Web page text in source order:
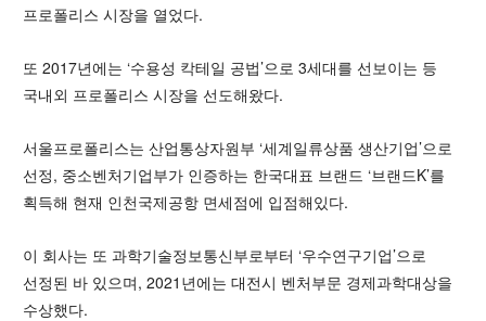
프로폴리스 시장을 열었다.
또 2017년에는 ‘수용성 칵테일 공법’으로 3세대를 선보이는 등
국내외 프로폴리스 시장을 선도해왔다.
서울프로폴리스는 산업통상자원부 ‘세계일류상품 생산기업’으로
선정, 중소벤처기업부가 인증하는 한국대표 브랜드 ‘브랜드K’를
획득해 현재 인천국제공항 면세점에 입점해있다.
이 회사는 또 과학기술정보통신부로부터 ‘우수연구기업’으로
선정된 바 있으며, 2021년에는 대전시 벤처부문 경제과학대상을
수상했다.